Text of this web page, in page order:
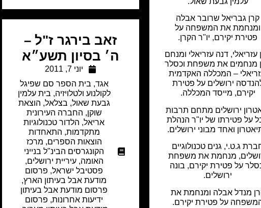
קרן גבריאל שרובר אבלה
ומנחמת את המשפחה על
פטירת יקירם, יו"ר הקרן.
עזריאלי, דנה עזריאלי ומנחם
מנחמים את משפחת וכסלר
– המכללה האקדמית
ירושלים על פטירת
יקירם, מייסד המכללה.
ירושלים מתחם תרבות
על פטירתו של יו"ר הנהלת
ואחד מבוני ירושלים.
ג.ט.י, גנים טכנולוגיים
מנחמת את משפחת
על פטירת יקירם, בונה
ירושלים.
מנדל אבלה ומנחמת את
על פטירת יקירם.
זאב בירגר ז"ל –
ה׳ בסיון תשע״א
יוני 7, 2011
אגד, בית הספר סם שפיגל
לקולנוע ולטלויזיה, בית עלמין
גבעת שאול, בצלאל, הוצאת
שוקן, החברה העירונית
אריאל, הלדור טכנולוגיות
מתקדמות, התאחדות
הוצאות הספרים, מרכז
הקונגרסים הבינ"ל בנייני
האומה,עיריית ירושלים,
פסטיבל ישראל, פרסום
מודעת אבל בעיתון הארץ,
פרסום מודעת אבל בעיתון
ידיעות אחרונות, פרסום